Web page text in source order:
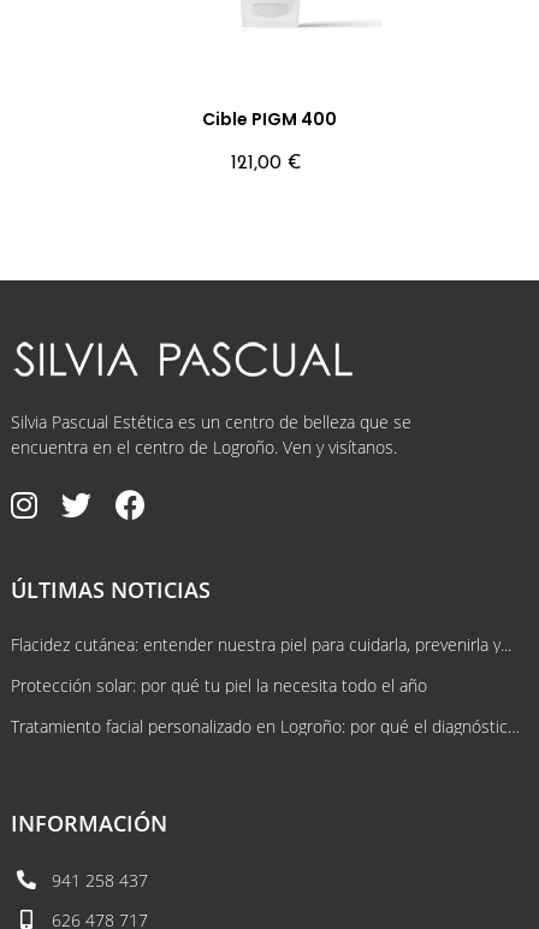
Cible PIGM 400
Precio
121,00 €
Silvia Pascual Estética es un centro de belleza que se
encuentra en el centro de Logroño. Ven y visítanos.
ÚLTIMAS NOTICIAS
Flacidez cutánea: entender nuestra piel para cuidarla, prevenirla y...
Protección solar: por qué tu piel la necesita todo el año
Tratamiento facial personalizado en Logroño: por qué el diagnóstico lo cambia...
INFORMACIÓN
941 258 437
626 478 717